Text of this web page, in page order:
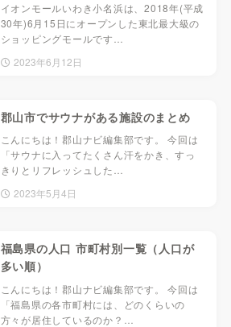
イオンモールいわき小名浜は、2018年(平成
30年)6月15日にオープンした東北最大級の
ショッピングモールです…
2023年6月12日
郡山市でサウナがある施設のまとめ
こんにちは！郡山ナビ編集部です。 今回は
「サウナに入ってたくさん汗をかき、すっ
きりとリフレッシュした…
2023年5月4日
福島県の人口 市町村別一覧（人口が
多い順）
こんにちは！郡山ナビ編集部です。 今回は
「福島県の各市町村には、どのくらいの
方々が居住しているのか？…